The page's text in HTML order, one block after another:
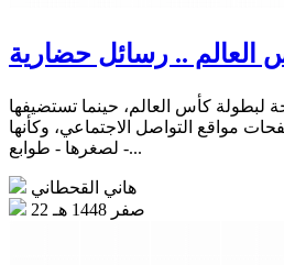
العالم .. رسائل حضارية
لبطولة كأس العالم، حينما تستضيفها
2034، على صفحات مواقع التواصل الاجتماعي، وكأنها
- لصغرها - طوابع...
هاني القحطاني
22 صفر 1448 هـ